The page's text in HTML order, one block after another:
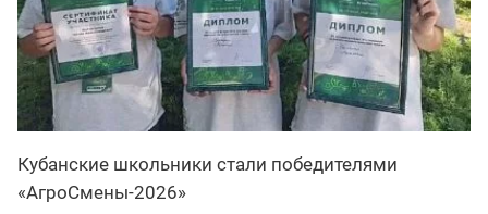
Кубанские школьники стали победителями
«АгроСмены-2026»